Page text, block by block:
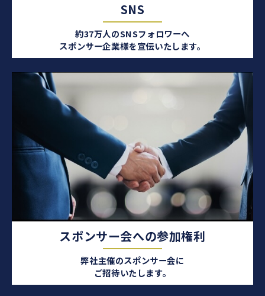
SNS
約37万人のSNSフォロワーへ
スポンサー企業様を宣伝いたします。
スポンサー会への参加権利
弊社主催のスポンサー会に
ご招待いたします。